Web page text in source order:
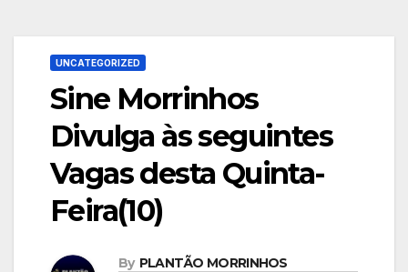
UNCATEGORIZED
Sine Morrinhos
Divulga às seguintes
Vagas desta Quinta-
Feira(10)
By PLANTÃO MORRINHOS